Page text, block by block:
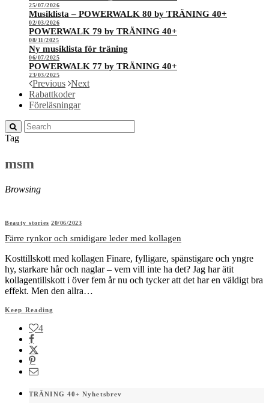
25/07/2026
Musiklista – POWERWALK 80 by TRÄNING 40+
02/03/2026
POWERWALK 79 by TRÄNING 40+
08/11/2025
Ny musiklista för träning
06/07/2025
POWERWALK 77 by TRÄNING 40+
23/03/2025
Previous Next
Rabattkoder
Föreläsningar
Tag
msm
Browsing
Beauty stories 20/06/2023
Färre rynkor och smidigare leder med kollagen
Kosttillskott med kollagen Finare, fylligare, spänstigare och yngre
hy, starkare hår och naglar – vem vill inte ha det? Jag har ätit
kollagentillskott i över fem år nu och tycker att det har en väldigt bra
effekt. Men den allra…
Keep Reading
4
TRÄNING 40+ Nyhetsbrev